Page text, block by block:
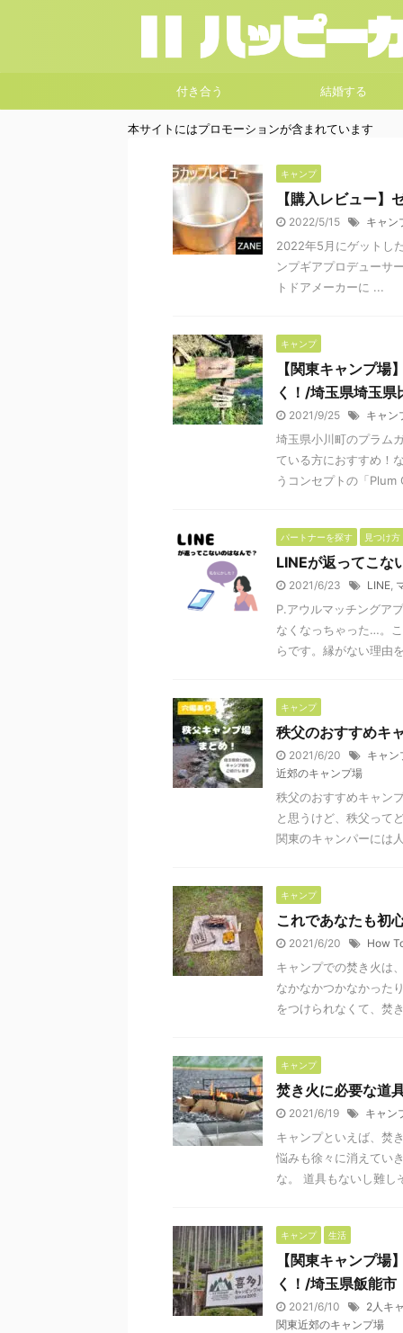
付き合う 結婚する
本サイトにはプロモーションが含まれています
キャンプ
【購入レビュー
2022/5/15 キャン
2022年5月にゲットし
ンプギアプロデューサ
トドアメーカーに ...
キャンプ
【関東キャンプ
く！/埼玉県埼玉県
2021/9/25 キャン
埼玉県小川町のプラム
ている方におすすめ！
うコンセプトの「Plum
パートナーを探す 見つけ方
LINEが返ってこな
2021/6/23 LINE,
P.アウルマッチングア
なくなっちゃった…。
らです。縁がない理由
キャンプ
秩父のおすすめキ
2021/6/20
キャン
近郊のキャンプ場
秩父のおすすめキャン
と思うけど、秩父って
関東のキャンパーには
キャンプ
これであなたも初
2021/6/20 How
キャンプでの焚き火は
なかなかつかなかった
をつけられなくて、焚
キャンプ
焚き火に必要な道
2021/6/19 キャン
キャンプといえば、焚
悩みも徐々に消えてい
な。 道具もないし難し
キャンプ 生活
【関東キャンプ
く！/埼玉県飯能市
2021/6/10
2人キ
関東近郊のキャンプ場